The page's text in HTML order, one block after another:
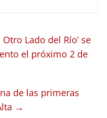
Lado del Río’ se
el próximo 2 de
de las primeras
→